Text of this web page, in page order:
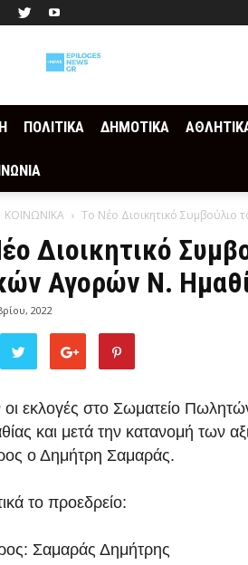
ΠΟΛΙΤΙΚΑ ΔΗΜΟΤΙΚΑ
ΚΟΙΝΩΝΙΚΑ Το Νέο Διοικητικό
Διοικητικό
Αγορών Ν.
2022
οι εκλογές στο Σωματείο
και μετά την κατανομή των
ο Δημήτρη Σαμαράς.
το προεδρείο:
Σαμαράς Δημήτρης